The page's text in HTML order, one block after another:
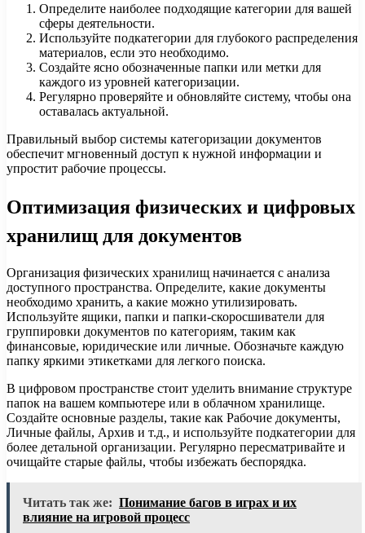
Определите наиболее подходящие категории для вашей
сферы деятельности.
Используйте подкатегории для глубокого распределения
материалов, если это необходимо.
Создайте ясно обозначенные папки или метки для
каждого из уровней категоризации.
Регулярно проверяйте и обновляйте систему, чтобы она
оставалась актуальной.
Правильный выбор системы категоризации документов
обеспечит мгновенный доступ к нужной информации и
упростит рабочие процессы.
Оптимизация физических и цифровых
хранилищ для документов
Организация физических хранилищ начинается с анализа
доступного пространства. Определите, какие документы
необходимо хранить, а какие можно утилизировать.
Используйте ящики, папки и папки-скоросшиватели для
группировки документов по категориям, таким как
финансовые, юридические или личные. Обозначьте каждую
папку яркими этикетками для легкого поиска.
В цифровом пространстве стоит уделить внимание структуре
папок на вашем компьютере или в облачном хранилище.
Создайте основные разделы, такие как Рабочие документы,
Личные файлы, Архив и т.д., и используйте подкатегории для
более детальной организации. Регулярно пересматривайте и
очищайте старые файлы, чтобы избежать беспорядка.
Читать так же: Понимание багов в играх и их
влияние на игровой процесс